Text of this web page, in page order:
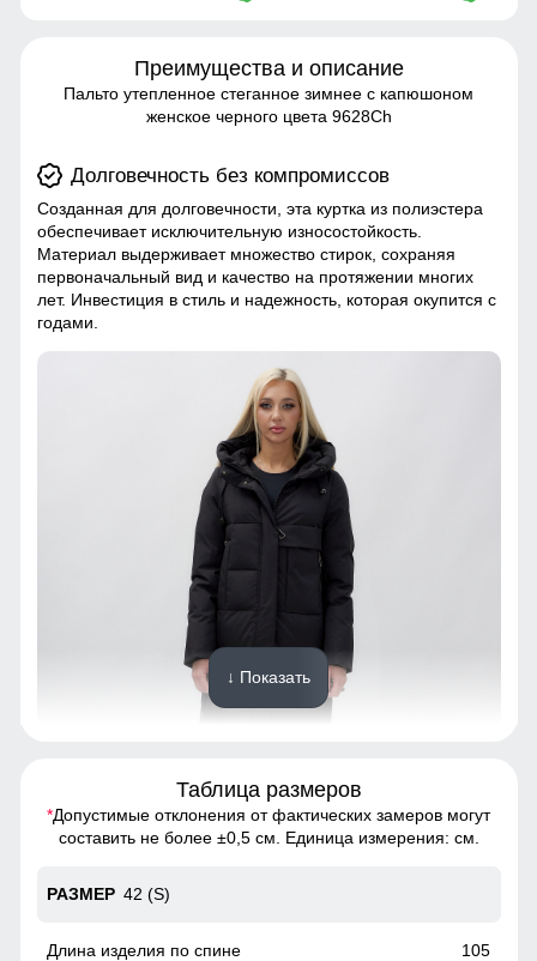
Преимущества и описание
Пальто утепленное стеганное зимнее с капюшоном
женское черного цвета 9628Ch
Долговечность без компромиссов
Созданная для долговечности, эта куртка из полиэстера
обеспечивает исключительную износостойкость.
Материал выдерживает множество стирок, сохраняя
первоначальный вид и качество на протяжении многих
лет. Инвестиция в стиль и надежность, которая окупится с
годами.
Созданная для долговечности, эта куртка из полиэстера
обеспечивает исключительную износостойкость.
первоначальный вид и качество на протяжении многих
годами.
↓ Показать
Таблица размеров
*Допустимые отклонения от фактических замеров могут
составить не более ±0,5 см. Единица измерения: см.
42 (S)
105